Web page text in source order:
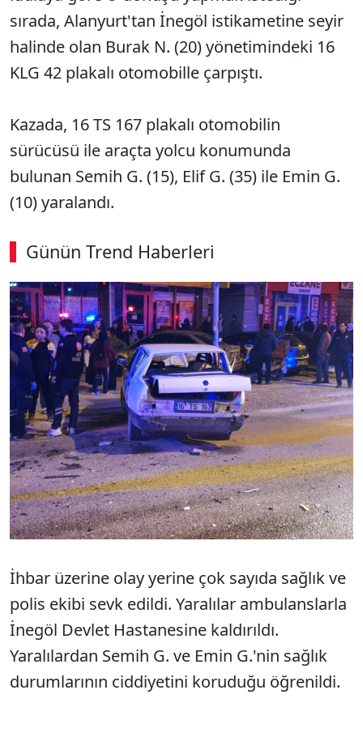
sırada, Alanyurt'tan İnegöl istikametine seyir
halinde olan Burak N. (20) yönetimindeki 16
KLG 42 plakalı otomobille çarpıştı.
Kazada, 16 TS 167 plakalı otomobilin
sürücüsü ile araçta yolcu konumunda
bulunan Semih G. (15), Elif G. (35) ile Emin G.
(10) yaralandı.
Günün Trend Haberleri
00:02 / 08:06
Sesi Aç
İhbar üzerine olay yerine çok sayıda sağlık ve
polis ekibi sevk edildi. Yaralılar ambulanslarla
İnegöl Devlet Hastanesine kaldırıldı.
Yaralılardan Semih G. ve Emin G.'nin sağlık
durumlarının ciddiyetini koruduğu öğrenildi.